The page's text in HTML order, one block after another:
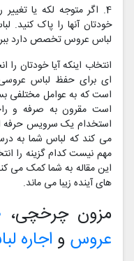
4. اگر متوجه لکه یا
خودتان آنها را پاک کنید.
لباس عروس تخصص دارد
انتخاب اینکه آیا خودتان
ای برای حفظ لباس
است مقرون به صرفه و
استخدام یک سرویس حرفه
می کند که لباس شما به
مهم نیست کدام گزینه را
این مقاله به شما کمک می
های آینده زیبا می ماند.
مزون چرخچی،
عروس و اجاره